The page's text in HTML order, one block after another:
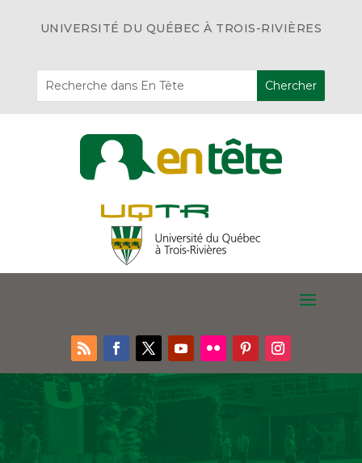
UNIVERSITÉ DU QUÉBEC À TROIS-RIVIÈRES